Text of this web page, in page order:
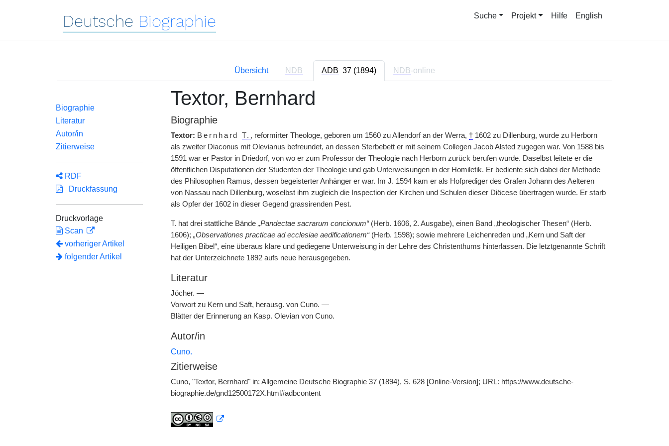
Deutsche Biographie Suche Projekt Hilfe English
Übersicht NDB ADB 37 (1894) NDB-online
Biographie
Literatur
Autor/in
Zitierweise
RDF
Druckfassung
Druckvorlage
Scan
vorheriger Artikel
folgender Artikel
Textor, Bernhard
Biographie
Textor: BernhardT. , reformirter Theologe, geboren um 1560 zu Allendorf an der Werra, † 1602 zu Dillenburg, wurde zu Herborn
als zweiter Diaconus mit Olevianus befreundet, an dessen Sterbebett er mit seinem Collegen Jacob Alsted zugegen war. Von 1588 bis
1591 war er Pastor in Driedorf, von wo er zum Professor der Theologie nach Herborn zurück berufen wurde. Daselbst leitete er die
öffentlichen Disputationen der Studenten der Theologie und gab Unterweisungen in der Homiletik. Er bediente sich dabei der Methode
des Philosophen Ramus, dessen begeisterter Anhänger er war. Im J. 1594 kam er als Hofprediger des Grafen Johann des Aelteren
von Nassau nach Dillenburg, woselbst ihm zugleich die Inspection der Kirchen und Schulen dieser Diöcese übertragen wurde. Er starb
als Opfer der 1602 in dieser Gegend grassirenden Pest.
T. hat drei stattliche Bände „Pandectae sacrarum concionum“(Herb. 1606, 2. Ausgabe), einen Band „theologischer Thesen“ (Herb.
1606); „Observationes practicae ad ecclesiae aedificationem“(Herb. 1598); sowie mehrere Leichenreden und „Kern und Saft der
Heiligen Bibel“, eine überaus klare und gediegene Unterweisung in der Lehre des Christenthums hinterlassen. Die letztgenannte Schrift
hat der Unterzeichnete 1892 aufs neue herausgegeben.
Literatur
Jöcher. —
Vorwort zu Kern und Saft, herausg. von Cuno. —
Blätter der Erinnerung an Kasp. Olevian von Cuno.
Autor/in
Cuno.
Zitierweise
Cuno, "Textor, Bernhard" in: Allgemeine Deutsche Biographie 37 (1894), S. 628 [Online-Version]; URL: https://www.deutsche-
biographie.de/gnd12500172X.html#adbcontent